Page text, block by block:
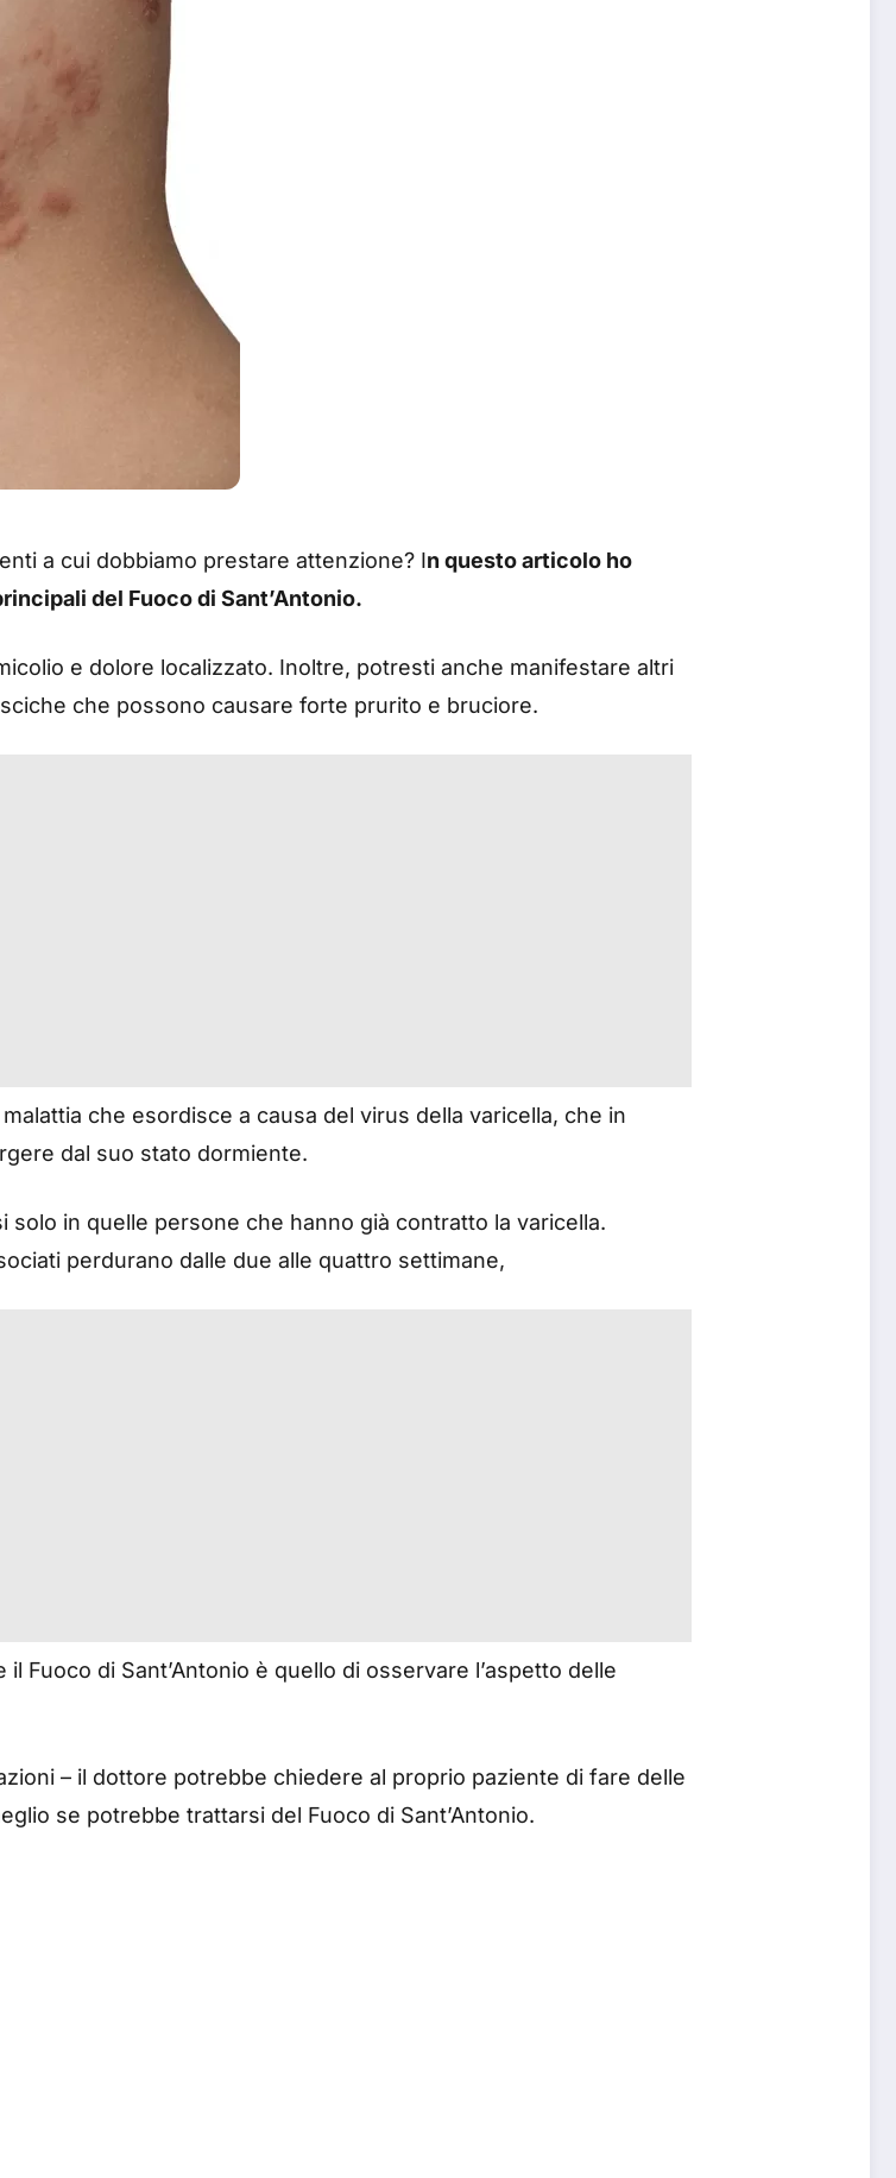
a cui dobbiamo prestare attenzione? In questo articolo ho
del Fuoco di Sant’Antonio.
e dolore localizzato. Inoltre, potresti anche manifestare altri
che possono causare forte prurito e bruciore.
che esordisce a causa del virus della varicella, che in
dal suo stato dormiente.
solo in quelle persone che hanno già contratto la varicella.
perdurano dalle due alle quattro settimane,
di Sant’Antonio è quello di osservare l’aspetto delle
– il dottore potrebbe chiedere al proprio paziente di fare delle
se potrebbe trattarsi del Fuoco di Sant’Antonio.